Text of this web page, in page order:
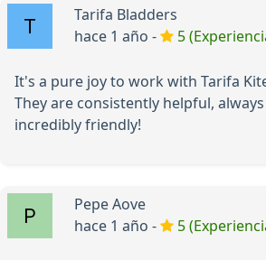
Tarifa Bladders
hace 1 año -
5
It's a pure joy to work with Tarifa
They are consistently helpful,
incredibly friendly!
Pepe Aove
hace 1 año -
5